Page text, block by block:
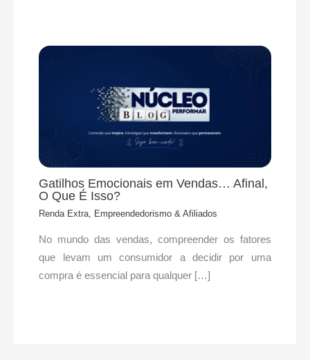
Gatilhos Emocionais em Vendas… Afinal,
O Que É Isso?
Renda Extra, Empreendedorismo & Afiliados
No mundo das vendas, compreender os fatores
que levam um consumidor a decidir por uma
compra é essencial para qualquer […]